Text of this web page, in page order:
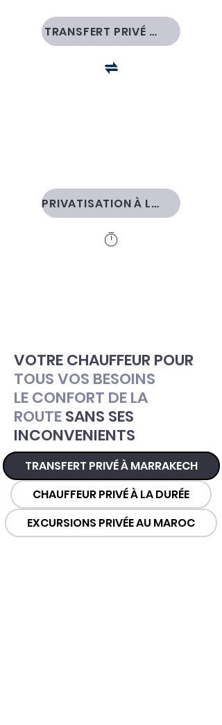
TRANSFERT PRIVÉ À
PRIVATISATION À LA DURÉE
VOTRE CHAUFFEUR POUR
TOUS VOS BESOINS
LE CONFORT DE LA
ROUTESANS SES
INCONVENIENTS
TRANSFERT PRIVÉ À MARRAKECH
CHAUFFEUR PRIVÉ À LA DURÉE
EXCURSIONS PRIVÉE AU MAROC